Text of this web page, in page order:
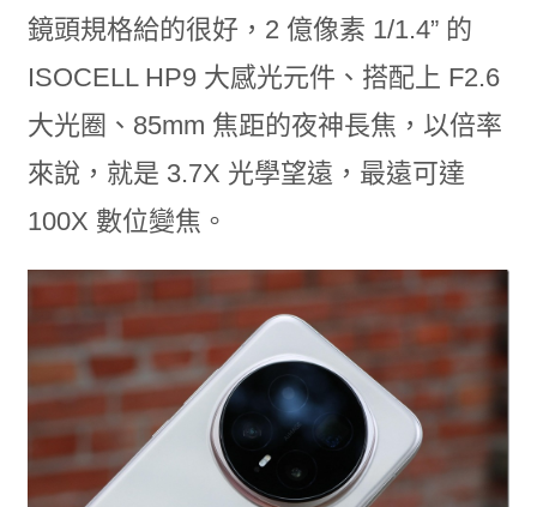
鏡頭規格給的很好，2 億像素 1/1.4” 的
ISOCELL HP9 大感光元件、搭配上 F2.6
大光圈、85mm 焦距的夜神長焦，以倍率
來說，就是 3.7X 光學望遠，最遠可達
100X 數位變焦。